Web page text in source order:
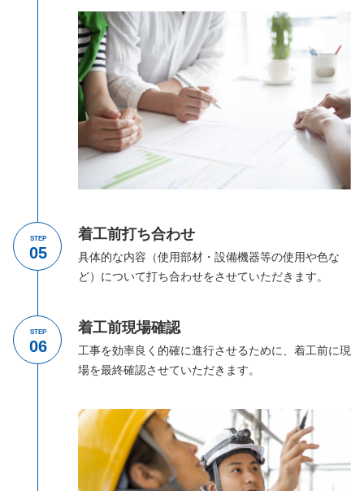
STEP 着工前打ち合わせ
具体的な内容（使用部材・設備機器等の使用や色な
ど）について打ち合わせをさせていただきます。
STEP 着工前現場確認
工事を効率良く的確に進行させるために、着工前に現
場を最終確認させていただきます。